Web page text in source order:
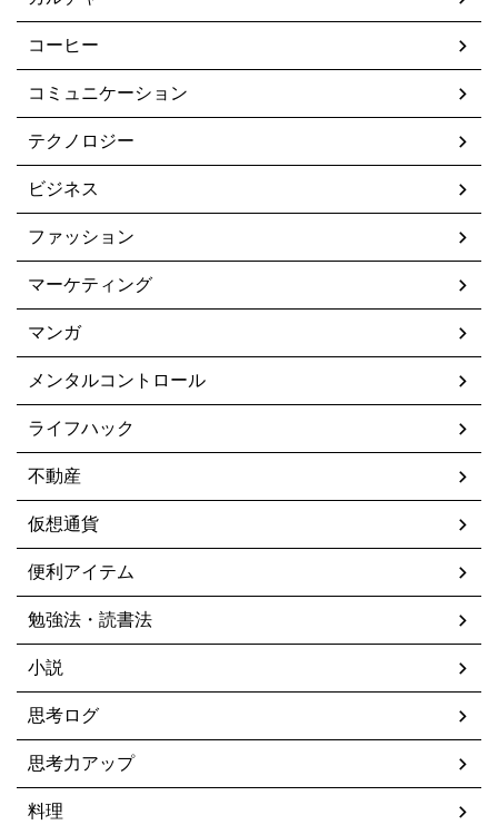
コーヒー
コミュニケーション
テクノロジー
ビジネス
ファッション
マーケティング
マンガ
メンタルコントロール
ライフハック
不動産
仮想通貨
便利アイテム
勉強法・読書法
小説
思考ログ
思考力アップ
料理